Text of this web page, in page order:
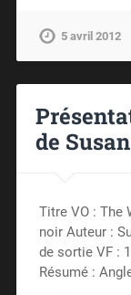
5 avril 2012
de
Titre VO : The
noir Auteur :
de sortie VF :
Résumé :